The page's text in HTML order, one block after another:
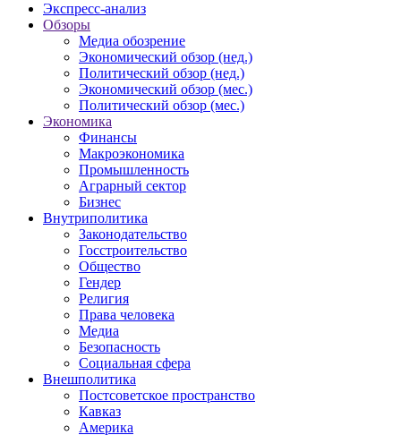
Экспресс-анализ
Обзоры
Медиа обозрение
Экономический обзор (нед.)
Политический обзор (нед.)
Экономический обзор (мес.)
Политический обзор (мес.)
Экономика
Финансы
Макроэкономика
Промышленность
Аграрный сектор
Бизнес
Внутриполитика
Законодательство
Госстроительство
Общество
Гендер
Религия
Права человека
Медиа
Безопасность
Социальная сфера
Внешполитика
Постсоветское пространство
Кавказ
Америка